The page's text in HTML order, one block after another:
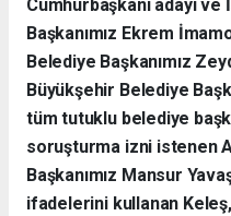
Cumhurbaşkanı adayı
Başkanımız Ekrem
Belediye Başkanımız
Büyükşehir Belediye
tüm tutuklu belediye
soruşturma izni istenen
Başkanımız Mansur
ifadelerini kullanan